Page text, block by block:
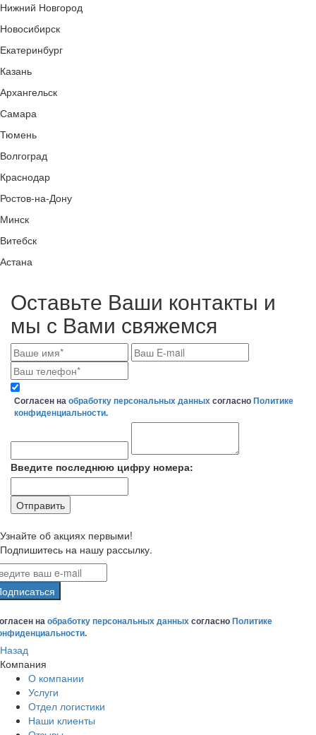
Нижний Новгород
Новосибирск
Екатеринбург
Казань
Архангельск
Самара
Тюмень
Волгоград
Краснодар
Ростов-на-Дону
Минск
Витебск
Астана
Оставьте Ваши контакты и
мы с Вами свяжемся
Согласен наобработку персональных данныхсогласноПолитике
конфиденциальности.
Введите последнюю цифру номера:
Узнайте об акциях первыми!
Подпишитесь на нашу рассылку.
наобработку персональных данныхсогласноПолитике
.
Назад
Компания
О компании
Услуги
Отдел логистики
Наши клиенты